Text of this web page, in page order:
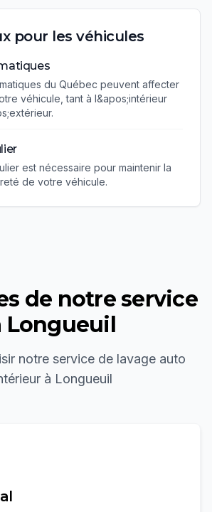
pour les véhicules
du Québec peuvent affecter
véhicule, tant à l&apos;intérieur
est nécessaire pour maintenir la
de votre véhicule.
de notre service
Longueuil
notre service de lavage auto
à Longueuil